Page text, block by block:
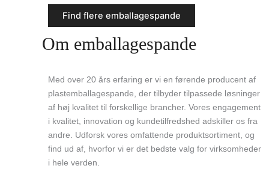
Find flere emballagespande
Om emballagespande
Med over 20 års erfaring er vi en førende producent af
plastemballagespande, der tilbyder tilpassede løsninger
af høj kvalitet til forskellige brancher. Vores engagement
i kvalitet, innovation og kundetilfredshed adskiller os fra
andre. Udforsk vores omfattende produktsortiment, og
find ud af, hvorfor vi er det bedste valg for virksomheder
i hele verden.